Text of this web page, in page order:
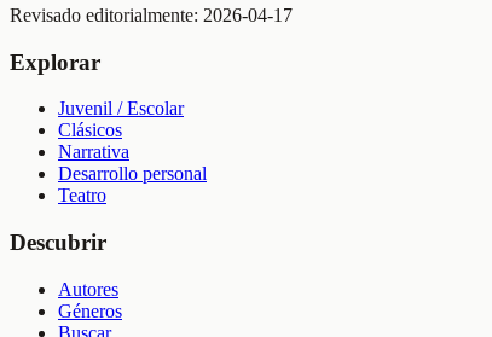
Revisado editorialmente: 2026-04-17
Explorar
Juvenil / Escolar
Clásicos
Narrativa
Desarrollo personal
Teatro
Descubrir
Autores
Géneros
Buscar